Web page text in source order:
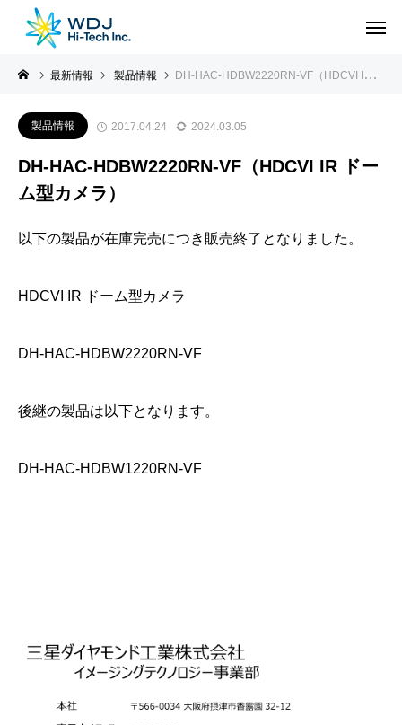
最新情報 製品情報 DH-HAC-HDBW2220RN-VF（HDCVI IR ドーム型カメラ）
製品情報 2017.04.24 2024.03.05
DH-HAC-HDBW2220RN-VF（HDCVI IR ドー
ム型カメラ）
以下の製品が在庫完売につき販売終了となりました。
HDCVI IR ドーム型カメラ
DH-HAC-HDBW2220RN-VF
後継の製品は以下となります。
DH-HAC-HDBW1220RN-VF